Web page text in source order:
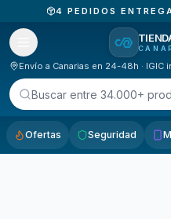
4 PEDIDOS
Envío a Canarias en 24-48h · IGIC
Buscar entre 34.000+
Ofertas Seguridad